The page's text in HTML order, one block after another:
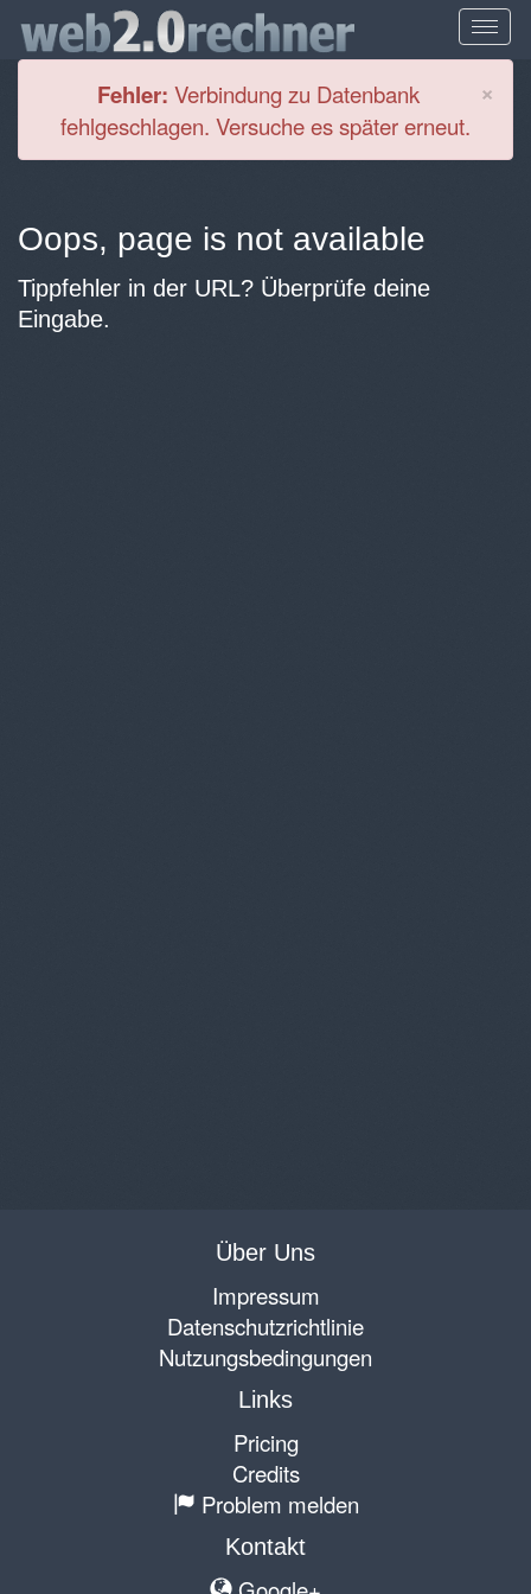
×
Fehler: Verbindung zu Datenbank
fehlgeschlagen. Versuche es später erneut.
Oops, page is not available
Tippfehler in der URL? Überprüfe deine
Eingabe.
Über Uns
Impressum
Datenschutzrichtlinie
Nutzungsbedingungen
Links
Pricing
Credits
Problem melden
Kontakt